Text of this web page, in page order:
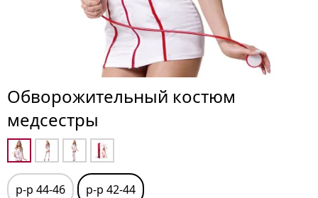
Обворожительный костюм
медсестры
р-р 44-46 р-р 42-44